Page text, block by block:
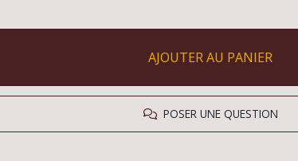
AJOUTER AU PANIER
POSER UNE QUESTION